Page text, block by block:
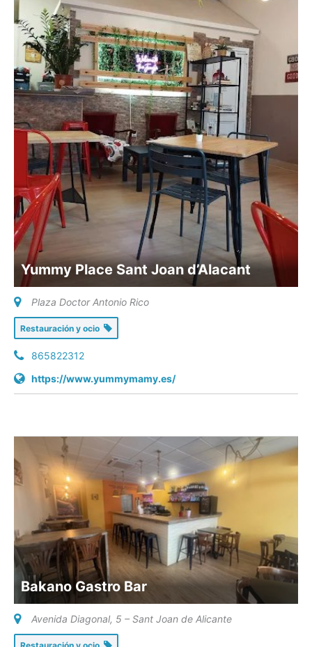
Yummy Place Sant Joan d’Alacant
Plaza Doctor Antonio Rico
Restauración y ocio
865822312
https://www.yummymamy.es/
Bakano Gastro Bar
Avenida Diagonal, 5 – Sant Joan de Alicante